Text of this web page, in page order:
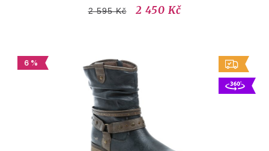
2 595 Kč 2 450 Kč
6 %